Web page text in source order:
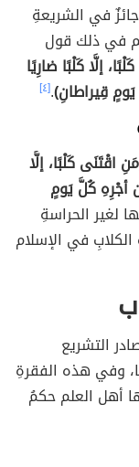
في الشريعةِ
في ذلك قول
إلَّا كَلْبًا ضارِيًا
قِيراطانِ).[٤]
اقْتَنَى كَلْبًا، إلَّا
أجْرِهِ كُلَّ يَومٍ
لغير الحراسةِ
الكلابِ في الإسلام
التشريع
وفي هذه الفقرةِ
أهل العلم حكمُ